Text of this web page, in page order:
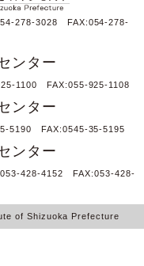
278-3028 FAX:054-278-
ンター
1100 FAX:055-925-1108
ンター
5190 FAX:0545-35-5195
ンター
428-4152 FAX:053-428-
of Shizuoka Prefecture